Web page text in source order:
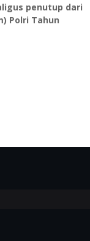
penutup dari
Polri Tahun